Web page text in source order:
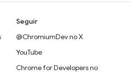
Seguir
@ChromiumDev no X
YouTube
Chrome for Developers no